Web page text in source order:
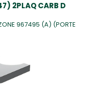
2PLAQ CARB D
967495 (A) (PORTE